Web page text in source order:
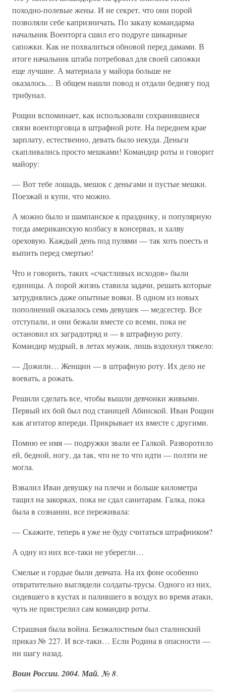
походно-полевые жены. И не секрет, что они порой
позволяли себе капризничать. По заказу командарма
начальник Военторга сшил его подруге шикарные
сапожки. Как не похвалиться обновой перед дамами. В
итоге начальник штаба потребовал для своей сапожки
еще лучшие. А материала у майора больше не
оказалось… В общем нашли повод и отдали беднягу под
трибунал.
Рощин вспоминает, как использовали сохранившиеся
связи военторговца в штрафной роте. На переднем крае
зарплату, естественно, девать было некуда. Деньги
скапливались просто мешками! Командир роты и говорит
майору:
— Вот тебе лошадь, мешок с деньгами и пустые мешки.
Поезжай и купи, что можно.
А можно было и шампанское к празднику, и популярную
тогда американскую колбасу в консервах, и халву
ореховую. Каждый день под пулями — так хоть поесть и
выпить перед смертью!
Что и говорить, таких «счастливых исходов» были
единицы. А порой жизнь ставила задачи, решать которые
затруднялись даже опытные вояки. В одном из новых
пополнений оказалось семь девушек — медсестер. Все
отступали, и они бежали вместе со всеми, пока не
остановил их заградотряд и — в штрафную роту.
Командир мудрый, в летах мужик, лишь вздохнул тяжело:
— Дожили… Женщин — в штрафную роту. Их дело не
воевать, а рожать.
Решили сделать все, чтобы вышли девчонки живыми.
Первый их бой был под станицей Абинской. Иван Рощин
как агитатор впереди. Прикрывает их вместе с другими.
Помню ее имя — подружки звали ее Галкой. Разворотило
ей, бедной, ногу, да так, что не то что идти — ползти не
могла.
Взвалил Иван девушку на плечи и больше километра
тащил на закорках, пока не сдал санитарам. Галка, пока
была в сознании, все переживала:
— Скажите, теперь я уже не буду считаться штрафником?
А одну из них все-таки не уберегли…
Смелые и гордые были девчата. На их фоне особенно
отвратительно выглядели солдаты-трусы. Одного из них,
сидевшего в кустах и палившего в воздух во время атаки,
чуть не пристрелил сам командир роты.
Страшная была война. Безжалостным был сталинский
приказ № 227. И все-таки… Если Родина в опасности —
ни шагу назад.
Воин России. 2004. Май. № 8.